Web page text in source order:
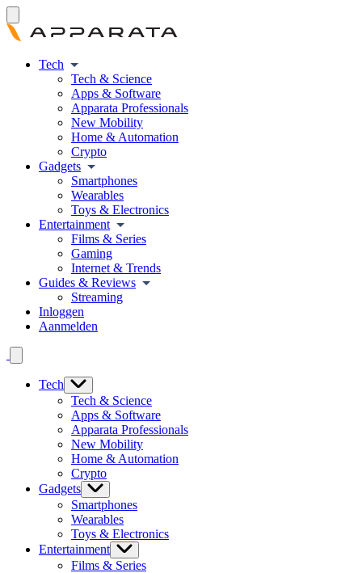
Tech
Tech & Science
Apps & Software
Apparata Professionals
New Mobility
Home & Automation
Crypto
Gadgets
Smartphones
Wearables
Toys & Electronics
Entertainment
Films & Series
Gaming
Internet & Trends
Guides & Reviews
Streaming
Inloggen
Aanmelden
Tech
Tech & Science
Apps & Software
Apparata Professionals
New Mobility
Home & Automation
Crypto
Gadgets
Smartphones
Wearables
Toys & Electronics
Entertainment
Films & Series